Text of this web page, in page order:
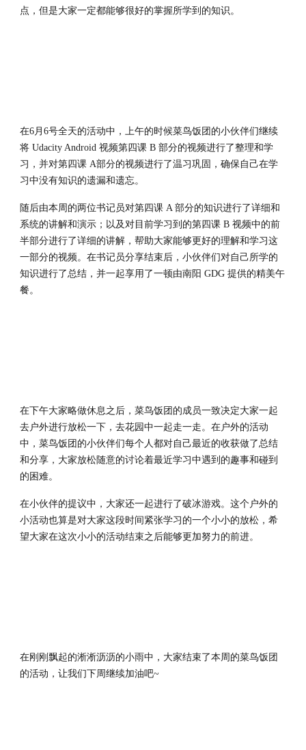
点，但是大家一定都能够很好的掌握所学到的知识。
在6月6号全天的活动中，上午的时候菜鸟饭团的小伙伴们继续
将 Udacity Android 视频第四课 B 部分的视频进行了整理和学
习，并对第四课 A部分的视频进行了温习巩固，确保自己在学
习中没有知识的遗漏和遗忘。
随后由本周的两位书记员对第四课 A 部分的知识进行了详细和
系统的讲解和演示；以及对目前学习到的第四课 B 视频中的前
半部分进行了详细的讲解，帮助大家能够更好的理解和学习这
一部分的视频。在书记员分享结束后，小伙伴们对自己所学的
知识进行了总结，并一起享用了一顿由南阳 GDG 提供的精美午
餐。
在下午大家略做休息之后，菜鸟饭团的成员一致决定大家一起
去户外进行放松一下，去花园中一起走一走。在户外的活动
中，菜鸟饭团的小伙伴们每个人都对自己最近的收获做了总结
和分享，大家放松随意的讨论着最近学习中遇到的趣事和碰到
的困难。
在小伙伴的提议中，大家还一起进行了破冰游戏。这个户外的
小活动也算是对大家这段时间紧张学习的一个小小的放松，希
望大家在这次小小的活动结束之后能够更加努力的前进。
在刚刚飘起的淅淅沥沥的小雨中，大家结束了本周的菜鸟饭团
的活动，让我们下周继续加油吧~